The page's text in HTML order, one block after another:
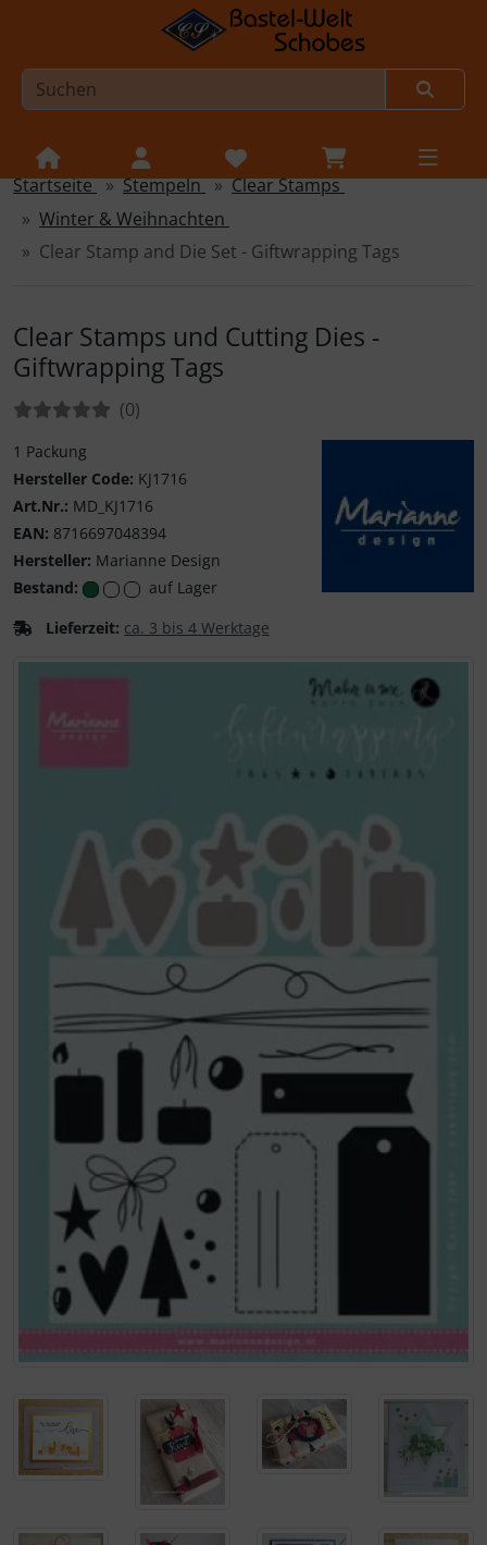
Sprungnavigation
Springe zur Navigation
Springe zum Inhalt
Springe zu den allgemeinen Informationen
Startseite Stempeln
Clear Stamps
Winter & Weihnachten
Clear Stamp and Die Set - Giftwrapping Tags
Clear Stamps und Cutting Dies -
Giftwrapping Tags
Bewertungen:(0Bewertungen
)
1 Packung
Hersteller Code: KJ1716
Art.Nr.: MD_KJ1716
EAN: 8716697048394
Hersteller: Marianne Design
Bestand:
auf Lager
Lieferzeit: ca. 3 bis 4 Werktage